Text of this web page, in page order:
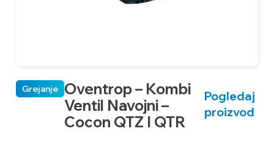
Oventrop – Kombi
Ventil Navojni –
Cocon QTZ I QTR
Grejanje
Pogledaj
proizvod